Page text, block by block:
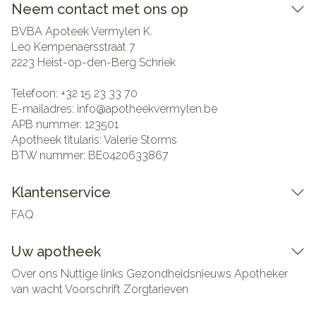
Neem contact met ons op
BVBA Apoteek Vermylen K.
Leo Kempenaersstraat 7
2223 Heist-op-den-Berg Schriek
Telefoon: +32 15 23 33 70
E-mailadres: info@apotheekvermylen.be
APB nummer: 123501
Apotheek titularis: Valerie Storms
BTW nummer: BE0420633867
Klantenservice
FAQ
Uw apotheek
Over ons Nuttige links Gezondheidsnieuws Apotheker
van wachtVoorschrift Zorgtarieven